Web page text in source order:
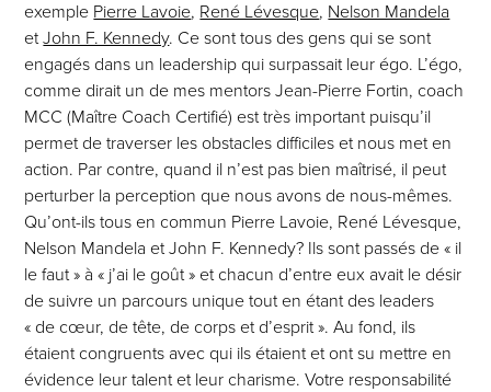
exemple Pierre Lavoie, René Lévesque, Nelson Mandela
etJohn F. Kennedy. Ce sont tous des gens qui se sont
engagés dans un leadership qui surpassait leur égo. L’égo,
comme dirait un de mes mentors Jean-Pierre Fortin, coach
MCC (Maître Coach Certifié) est très important puisqu’il
permet de traverser les obstacles difficiles et nous met en
action. Par contre, quand il n’est pas bien maîtrisé, il peut
perturber la perception que nous avons de nous-mêmes.
Qu’ont-ils tous en commun Pierre Lavoie, René Lévesque,
Nelson Mandela et John F. Kennedy? Ils sont passés de « il
le faut » à « j’ai le goût » et chacun d’entre eux avait le désir
de suivre un parcours unique tout en étant des leaders
« de cœur, de tête, de corps et d’esprit ». Au fond, ils
étaient congruents avec qui ils étaient et ont su mettre en
évidence leur talent et leur charisme. Votre responsabilité